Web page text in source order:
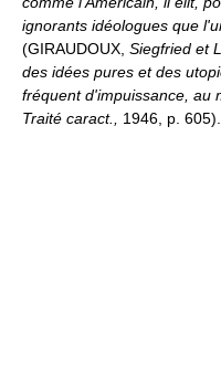
ignorants idéologues que
(GIRAUDOUX, Siegfried et
des idées pures et des
fréquent d'impuissance, au
Traité caract., 1946, p. 605).